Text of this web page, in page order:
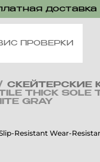
ПРОВЕРКИ
СКЕЙТЕРСКИЕ
THICK
GRAY